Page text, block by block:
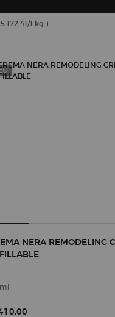
1 kg.)
NERA REMODELING